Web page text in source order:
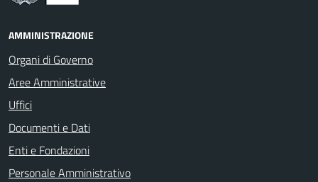
AMMINISTRAZIONE
Organi di Governo
Aree Amministrative
Uffici
Documenti e Dati
Enti e Fondazioni
Personale Amministrativo